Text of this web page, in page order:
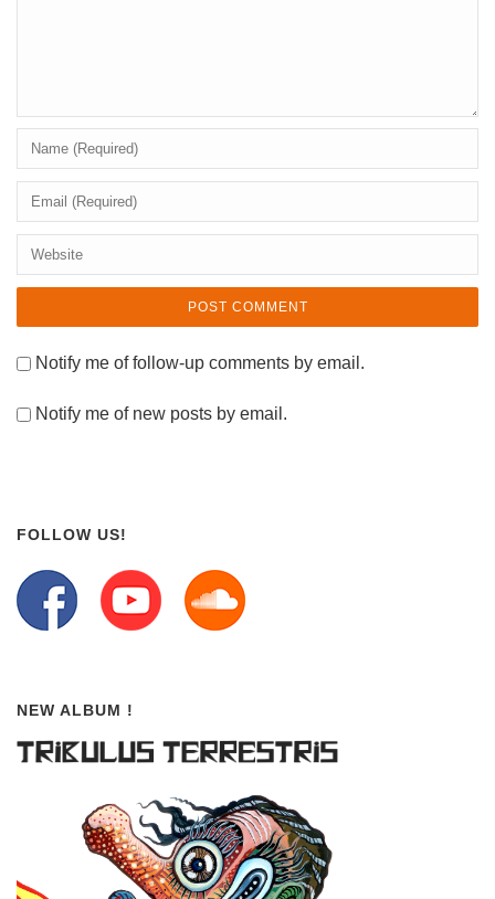
Notify me of follow-up comments by email.
Notify me of new posts by email.
FOLLOW US!
NEW ALBUM !